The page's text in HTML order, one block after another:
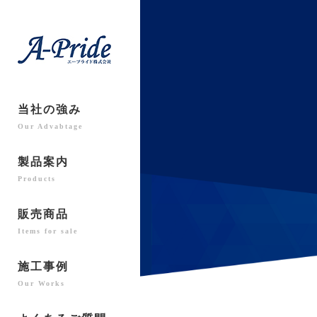
当社の強み
Our Advabtage
製品案内
Products
販売商品
Items for sale
施工事例
Our Works